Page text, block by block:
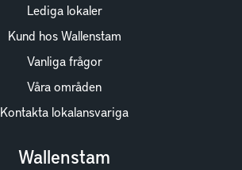
Lediga lokaler
Kund hos Wallenstam
Vanliga frågor
Våra områden
Kontakta lokalansvariga
Wallenstam